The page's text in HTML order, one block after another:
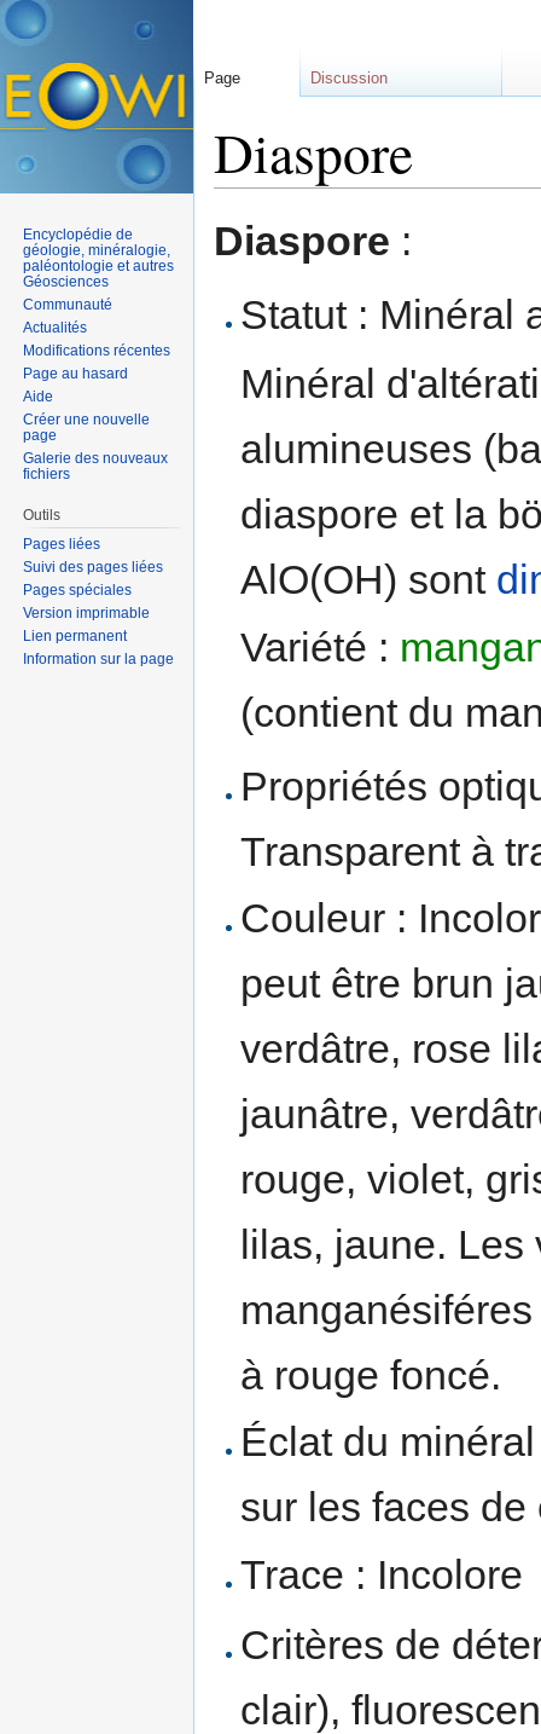
Diaspore
Diaspore :
Statut : Minéral
Minéral
alumineuses
diaspore et la
AlO(OH) sont
Variété :
(contient du
Propriétés
Transparent à
Couleur :
peut être brun
verdâtre, rose
jaunâtre,
rouge, violet,
lilas, jaune. Les
à rouge foncé.
Éclat du
sur les faces de
Trace : Incolore
Critères de
clair),
Page Discussion
Encyclopédie de
géologie, minéralogie,
paléontologie et autres
Géosciences
Communauté
Actualités
Modifications récentes
Page au hasard
Aide
Créer une nouvelle
page
Galerie des nouveaux
fichiers
Outils
Pages liées
Suivi des pages liées
Pages spéciales
Version imprimable
Lien permanent
Information sur la page